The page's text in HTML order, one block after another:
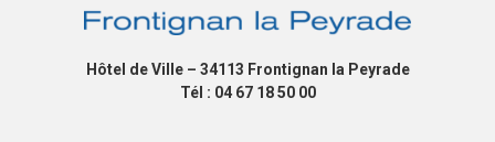
Hôtel de Ville – 34113 Frontignan la Peyrade
Tél : 04 67 18 50 00